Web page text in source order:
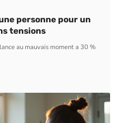
personne pour un
tensions
au mauvais moment a 30 %